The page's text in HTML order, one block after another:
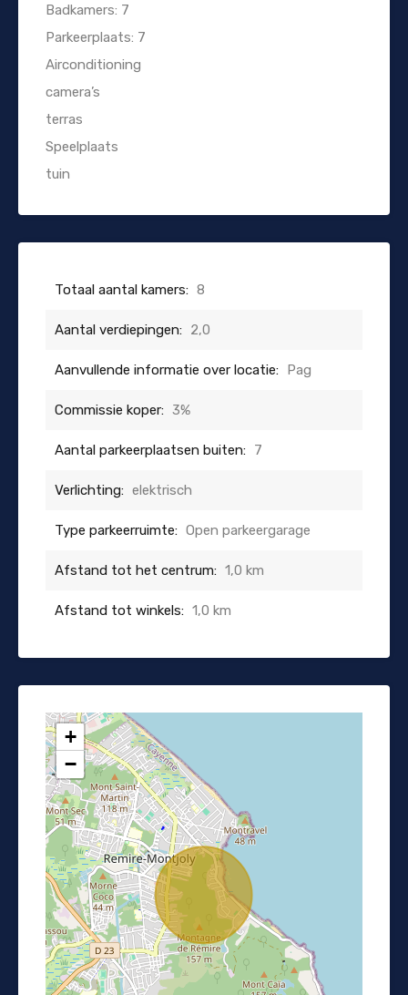
Badkamers: 7
Parkeerplaats: 7
Airconditioning
camera’s
terras
Speelplaats
tuin
Totaal aantal kamers: 8
Aantal verdiepingen: 2,0
Aanvullende informatie over locatie: Pag
Commissie koper: 3%
Aantal parkeerplaatsen buiten: 7
Verlichting: elektrisch
Type parkeerruimte: Open parkeergarage
Afstand tot het centrum: 1,0 km
Afstand tot winkels: 1,0 km
+
−